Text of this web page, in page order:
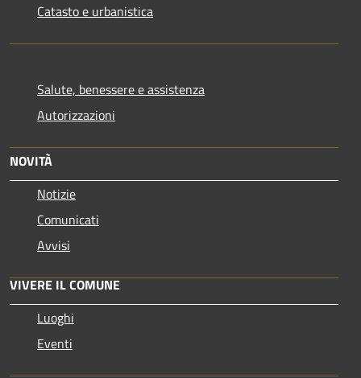
Catasto e urbanistica
Salute, benessere e assistenza
Autorizzazioni
NOVITÀ
Notizie
Comunicati
Avvisi
VIVERE IL COMUNE
Luoghi
Eventi